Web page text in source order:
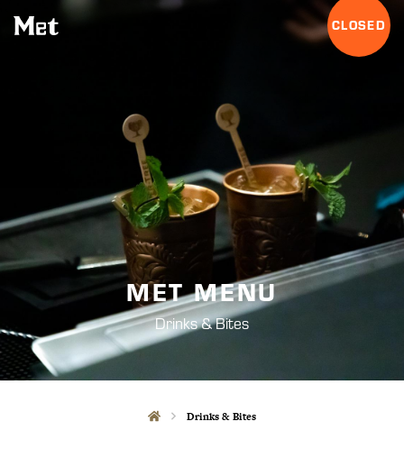
CLOSED
MET MENU
Drinks & Bites
Drinks & Bites